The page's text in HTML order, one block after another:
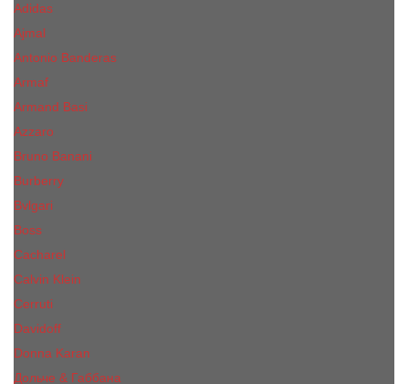
Adidas
Ajmal
Antonio Banderas
Armaf
Armand Basi
Azzaro
Bruno Banani
Burberry
Bvlgari
Boss
Cacharel
Calvin Klein
Cerruti
Davidoff
Donna Karan
Дольче & Габбана